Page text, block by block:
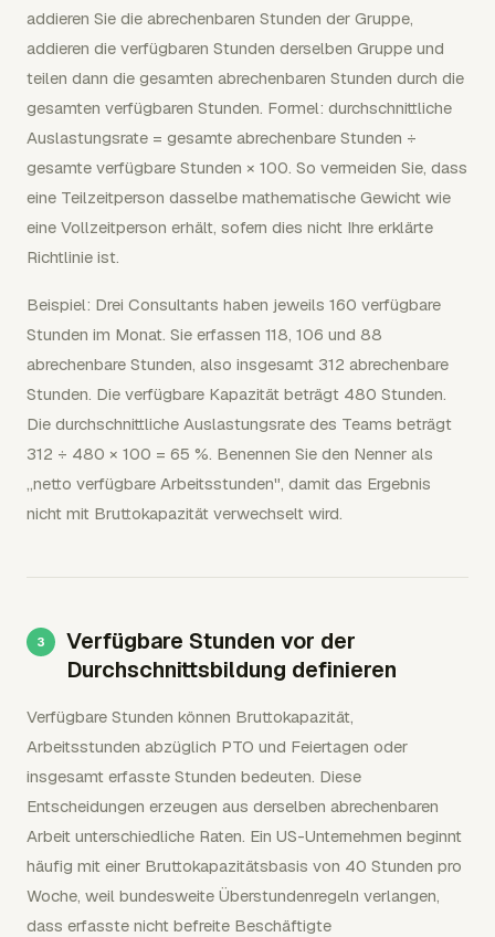
addieren Sie die abrechenbaren Stunden der Gruppe,
addieren die verfügbaren Stunden derselben Gruppe und
teilen dann die gesamten abrechenbaren Stunden durch die
gesamten verfügbaren Stunden. Formel: durchschnittliche
Auslastungsrate = gesamte abrechenbare Stunden ÷
gesamte verfügbare Stunden × 100. So vermeiden Sie, dass
eine Teilzeitperson dasselbe mathematische Gewicht wie
eine Vollzeitperson erhält, sofern dies nicht Ihre erklärte
Richtlinie ist.
Beispiel: Drei Consultants haben jeweils 160 verfügbare
Stunden im Monat. Sie erfassen 118, 106 und 88
abrechenbare Stunden, also insgesamt 312 abrechenbare
Stunden. Die verfügbare Kapazität beträgt 480 Stunden.
Die durchschnittliche Auslastungsrate des Teams beträgt
312 ÷ 480 × 100 = 65 %. Benennen Sie den Nenner als
„netto verfügbare Arbeitsstunden", damit das Ergebnis
nicht mit Bruttokapazität verwechselt wird.
Verfügbare Stunden vor der
Durchschnittsbildung definieren
Verfügbare Stunden können Bruttokapazität,
Arbeitsstunden abzüglich PTO und Feiertagen oder
insgesamt erfasste Stunden bedeuten. Diese
Entscheidungen erzeugen aus derselben abrechenbaren
Arbeit unterschiedliche Raten. Ein US-Unternehmen beginnt
häufig mit einer Bruttokapazitätsbasis von 40 Stunden pro
Woche, weil bundesweite Überstundenregeln verlangen,
dass erfasste nicht befreite Beschäftigte